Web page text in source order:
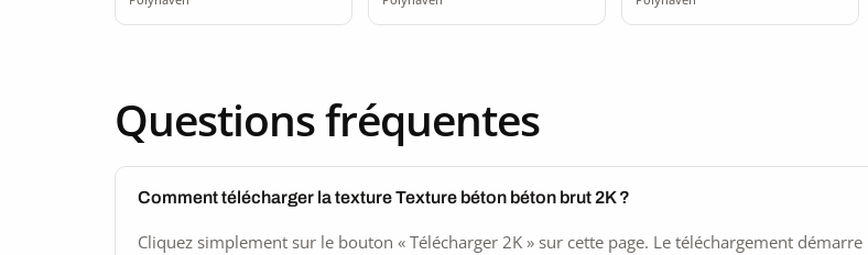
Questions fréquentes
Comment télécharger la texture Texture béton béton brut 2K ?
Cliquez simplement sur le bouton « Télécharger 2K » sur cette page. Le téléchargement